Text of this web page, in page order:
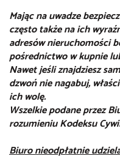
Mając na uwadze
często także na ich
adresów nieruchomości
pośrednictwo w kupnie
Nawet jeśli znajdziesz
dzwoń nie nagabuj,
ich wolę.
Wszelkie podane przez
rozumieniu Kodeksu
Biuro nieodpłatnie